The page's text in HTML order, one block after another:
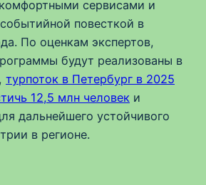
сервисами и
повесткой в
По оценкам экспертов,
будут реализованы в
турпоток в Петербург в 2025
12,5 млн человек и
дальнейшего устойчивого
в регионе.